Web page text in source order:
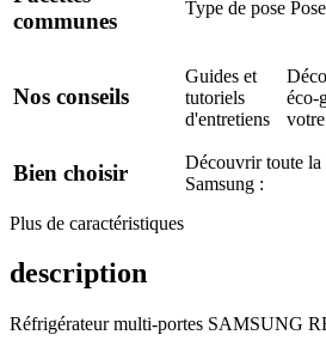
communes
Type de pose
Nos conseils
Guides et
tutoriels
d'entretiens
éco-
Bien choisir
Découvrir toute la
Samsung :
Plus de caractéristiques
description
Réfrigérateur multi-portes SAMSUNG